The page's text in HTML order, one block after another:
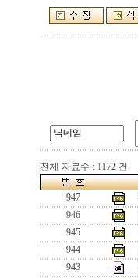
전체 자료수 : 1172 건
947
946
945
944
943